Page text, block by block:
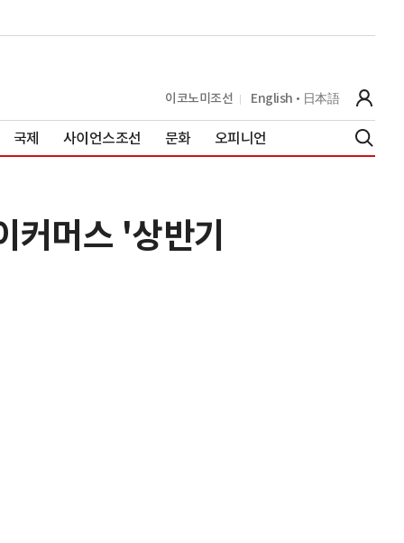
이코노미조선 English 日本語
국제 사이언스조선 문화 오피니언
머스 '상반기